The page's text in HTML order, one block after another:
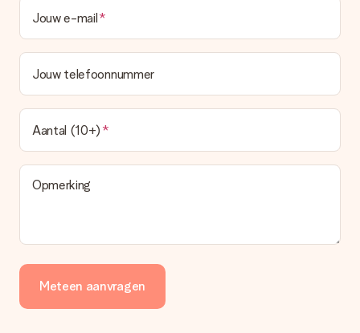
Jouw e-mail
Jouw telefoonnummer
Aantal (10+)
Opmerking
Meteen aanvragen